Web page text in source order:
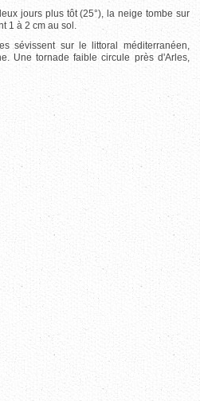
jours plus tôt (25°), la neige tombe sur
1 à 2 cm au sol.
sévissent sur le littoral méditerranéen,
Une tornade faible circule près d'Arles,